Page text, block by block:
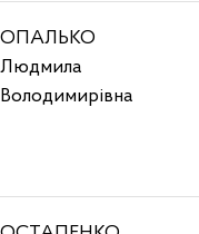
ОПАЛЬКО
Людмила
Володимирівна